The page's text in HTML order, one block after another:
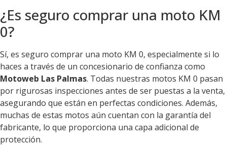
¿Es seguro comprar una moto KM
0?
Sí, es seguro comprar una moto KM 0, especialmente si lo
haces a través de un concesionario de confianza como
Motoweb Las Palmas. Todas nuestras motos KM 0 pasan
por rigurosas inspecciones antes de ser puestas a la venta,
asegurando que están en perfectas condiciones. Además,
muchas de estas motos aún cuentan con la garantía del
fabricante, lo que proporciona una capa adicional de
protección.